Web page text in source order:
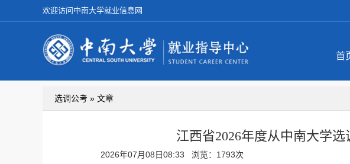
欢迎访问中南大学就业信息网
首
选调公考 » 文章
江西省2026年度从中南大学
2026年07月08日08:33 浏览：1793次